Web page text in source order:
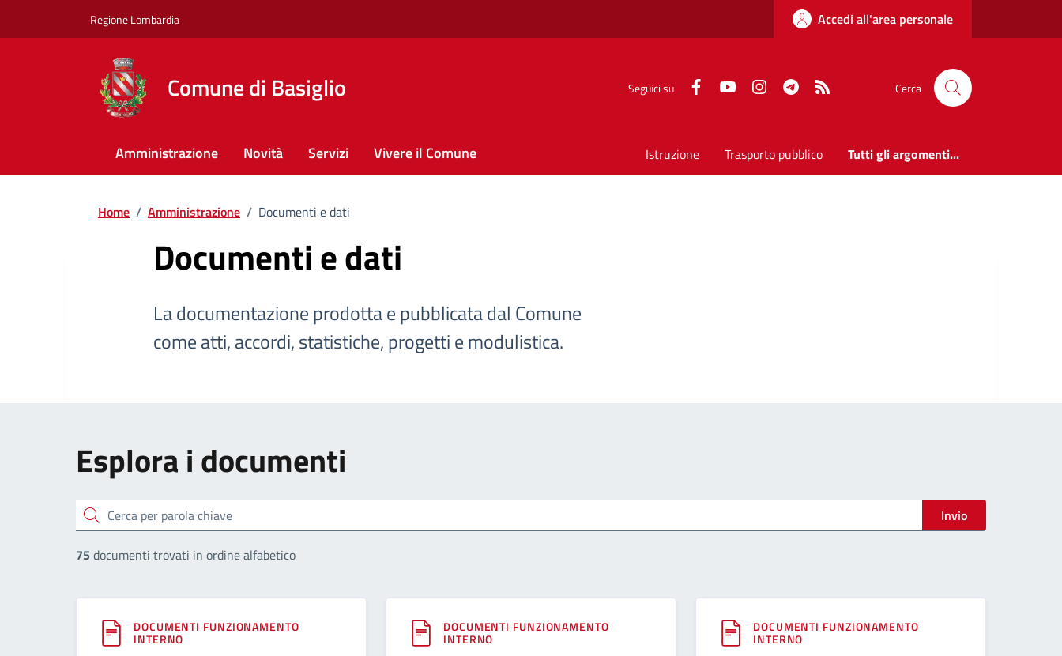
Regione Lombardia Accedi all'area personale
Comune di Basiglio Seguici su FaceboookYoutubeInstagramTelegram Cerca
Amministrazione Novità Servizi Vivere il Comune Istruzione Trasporto pubblico Tutti gli argomenti...
Home / Amministrazione / Documenti e dati
Documenti e dati
La documentazione prodotta e pubblicata dal Comune
come atti, accordi, statistiche, progetti e modulistica.
Esplora i documenti
cerca Invio
75 documenti trovati in ordine alfabetico
DOCUMENTI FUNZIONAMENTO
INTERNO
DOCUMENTI FUNZIONAMENTO
INTERNO
DOCUMENTI FUNZIONAMENTO
INTERNO